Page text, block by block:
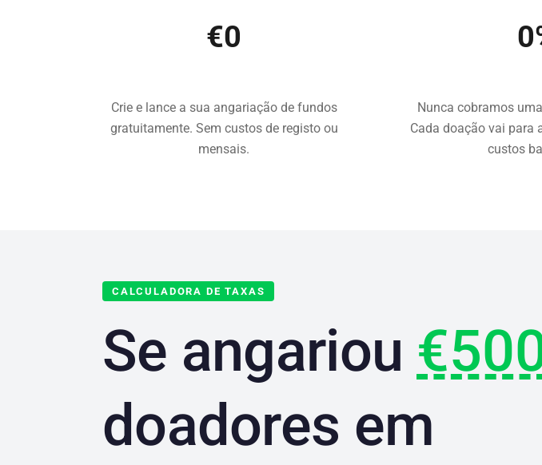
€0
Crie e lance a sua angariação de fundos
gratuitamente. Sem custos de registo ou
mensais.
Nunca cobramos
Cada doação vai para
custos
CALCULADORA DE TAXAS
Se angariou
doadores em